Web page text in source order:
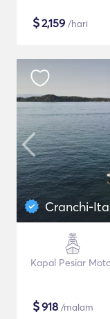
$2,159 /hari
Cranchi-
Kapal Pesiar
$918 /malam